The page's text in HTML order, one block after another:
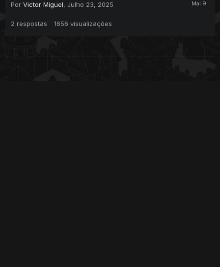
Por Victor Miguel, Julho 23, 2025
2 respostas 1656 visualizações